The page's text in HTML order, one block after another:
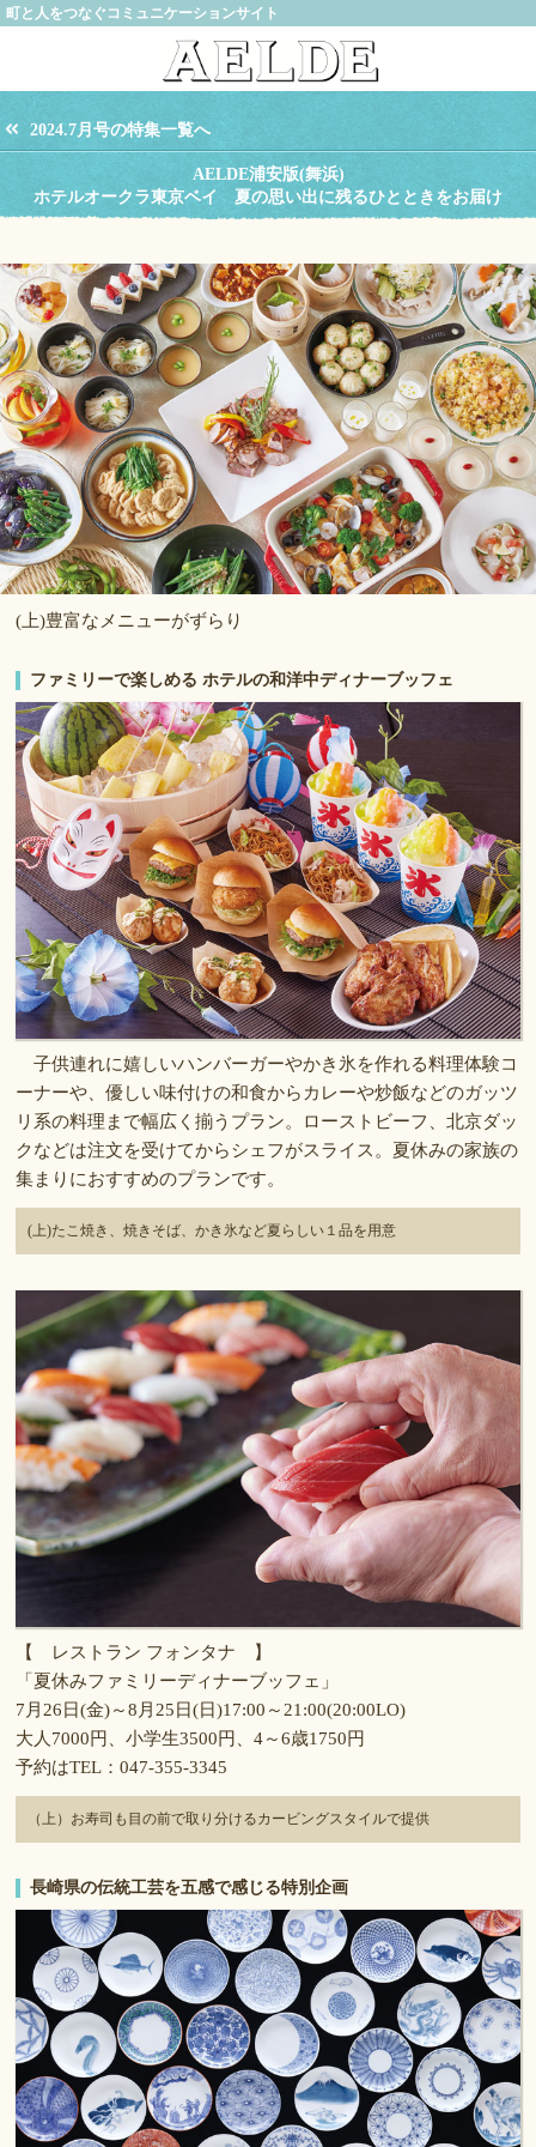
町と人をつなぐコミュニケーションサイト
2024.7月号の特集一覧へ
AELDE浦安版(舞浜)
ホテルオークラ東京ベイ 夏の思い出に残るひとときをお届け
(上)豊富なメニューがずらり
ファミリーで楽しめる ホテルの和洋中ディナーブッフェ
子供連れに嬉しいハンバーガーやかき氷を作れる料理体験コ
ーナーや、優しい味付けの和食からカレーや炒飯などのガッツ
リ系の料理まで幅広く揃うプラン。ローストビーフ、北京ダッ
クなどは注文を受けてからシェフがスライス。夏休みの家族の
集まりにおすすめのプランです。
(上)たこ焼き、焼きそば、かき氷など夏らしい１品を用意
【 レストラン フォンタナ 】
「夏休みファミリーディナーブッフェ」
7月26日(金)～8月25日(日)17:00～21:00(20:00LO)
大人7000円、小学生3500円、4～6歳1750円
予約はTEL：047-355-3345
（上）お寿司も目の前で取り分けるカービングスタイルで提供
長崎県の伝統工芸を五感で感じる特別企画